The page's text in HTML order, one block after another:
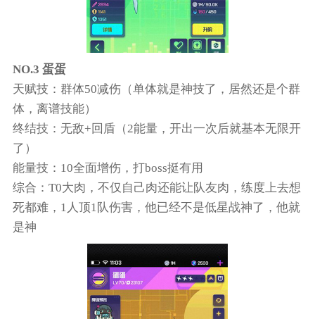
NO.3 蛋蛋
天赋技：群体50减伤（单体就是神技了，居然还是个群
体，离谱技能）
终结技：无敌+回盾（2能量，开出一次后就基本无限开
了）
能量技：10全面增伤，打boss挺有用
综合：T0大肉，不仅自己肉还能让队友肉，练度上去想
死都难，1人顶1队伤害，他已经不是低星战神了，他就
是神